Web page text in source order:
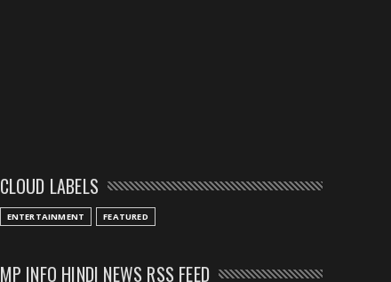
CLOUD LABELS
ENTERTAINMENT FEATURED
MP INFO HINDI NEWS RSS FEED